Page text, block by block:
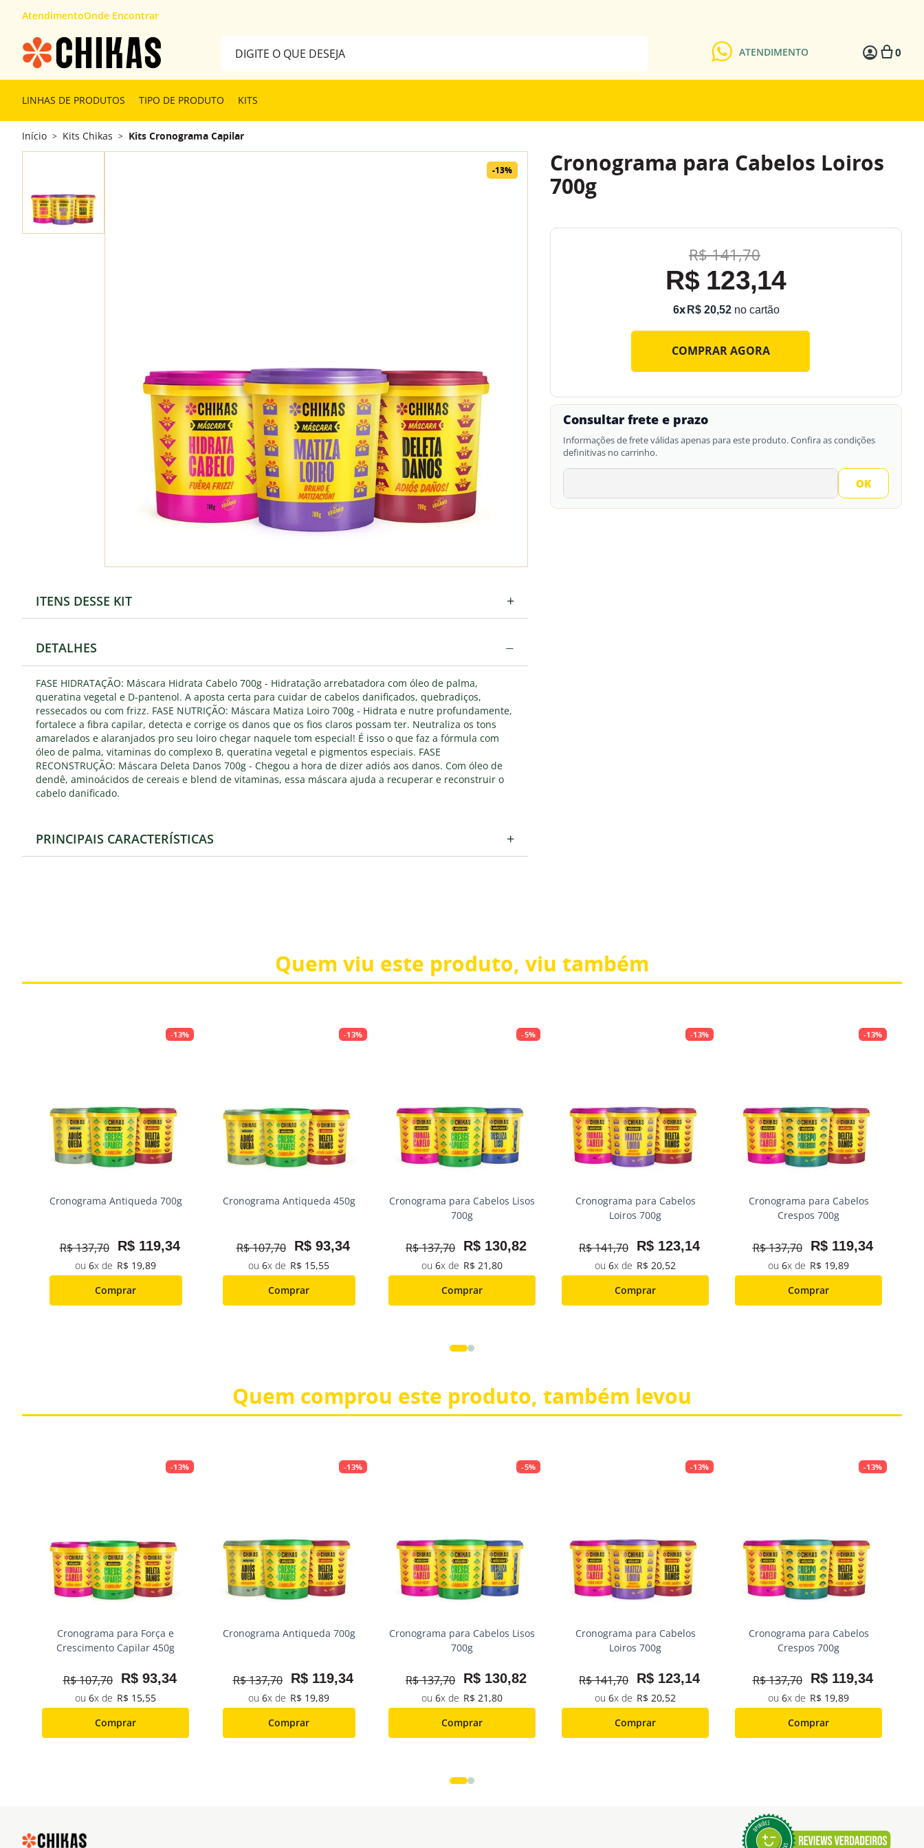
AtendimentoOnde Encontrar
ATENDIMENTO
0
LINHAS DE PRODUTOS TIPO DE PRODUTO KITS
Início > Kits Chikas > Kits Cronograma Capilar
-13%
ITENS DESSE KIT +
DETALHES −
FASE HIDRATAÇÃO: Máscara Hidrata Cabelo 700g - Hidratação arrebatadora com óleo de palma,
queratina vegetal e D-pantenol. A aposta certa para cuidar de cabelos danificados, quebradiços,
ressecados ou com frizz. FASE NUTRIÇÃO: Máscara Matiza Loiro 700g - Hidrata e nutre profundamente,
fortalece a fibra capilar, detecta e corrige os danos que os fios claros possam ter. Neutraliza os tons
amarelados e alaranjados pro seu loiro chegar naquele tom especial! É isso o que faz a fórmula com
óleo de palma, vitaminas do complexo B, queratina vegetal e pigmentos especiais. FASE
RECONSTRUÇÃO: Máscara Deleta Danos 700g - Chegou a hora de dizer adiós aos danos. Com óleo de
dendê, aminoácidos de cereais e blend de vitaminas, essa máscara ajuda a recuperar e reconstruir o
cabelo danificado.
PRINCIPAIS CARACTERÍSTICAS +
Cronograma para Cabelos Loiros
700g
R$ 141,70
R$ 123,14
6 R$ 20,52
COMPRAR AGORA
Consultar frete e prazo
Informações de frete válidas apenas para este produto. Confira as condições
definitivas no carrinho.
Quem viu este produto, viu também
-13%
Cronograma Antiqueda 700g
R$137,70 R$ 119,34
6 R$ 19,89
Comprar
-13%
Cronograma Antiqueda 450g
R$107,70 R$ 93,34
6 R$ 15,55
Comprar
-5%
Cronograma para Cabelos Lisos
700g
R$137,70 R$ 130,82
6 R$ 21 ,80
Comprar
-13%
Cronograma para Cabelos
Loiros 700g
R$141,70 R$ 123,14
6 R$ 20,52
Comprar
-13%
Cronograma para Cabelos
Crespos 700g
R$137,70 R$ 119,34
6 R$ 19,89
Comprar
Quem comprou este produto, também levou
-13%
Cronograma para Força e
Crescimento Capilar 450g
R$107,70 R$ 93,34
6 R$ 15,55
Comprar
-13%
Cronograma Antiqueda 700g
R$137,70 R$ 119,34
6 R$ 19,89
Comprar
-5%
Cronograma para Cabelos Lisos
700g
R$137,70 R$ 130,82
6 R$ 21 ,80
Comprar
-13%
Cronograma para Cabelos
Loiros 700g
R$141,70 R$ 123,14
6 R$ 20,52
Comprar
-13%
Cronograma para Cabelos
Crespos 700g
R$137,70 R$ 119,34
6 R$ 19,89
Comprar
2º